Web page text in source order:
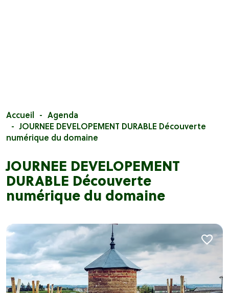
Accueil
Agenda
JOURNEE DEVELOPEMENT DURABLE Découverte
numérique du domaine
JOURNEE DEVELOPEMENT
DURABLE Découverte
numérique du domaine